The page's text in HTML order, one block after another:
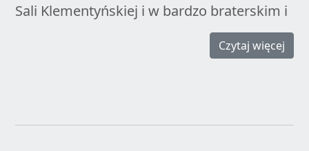
Sali Klementyńskiej i w bardzo braterskim i
Czytaj więcej